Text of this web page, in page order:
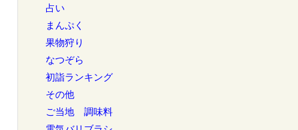
占い
まんぷく
果物狩り
なつぞら
初詣ランキング
その他
ご当地 調味料